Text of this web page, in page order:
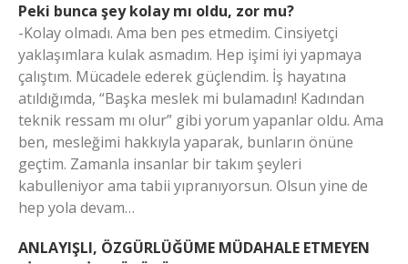
Peki bunca şey kolay mı oldu, zor mu?
-Kolay olmadı. Ama ben pes etmedim. Cinsiyetçi
yaklaşımlara kulak asmadım. Hep işimi iyi yapmaya
çalıştım. Mücadele ederek güçlendim. İş hayatına
atıldığımda, “Başka meslek mi bulamadın! Kadından
teknik ressam mı olur” gibi yorum yapanlar oldu. Ama
ben, mesleğimi hakkıyla yaparak, bunların önüne
geçtim. Zamanla insanlar bir takım şeyleri
kabulleniyor ama tabii yıpranıyorsun. Olsun yine de
hep yola devam…
ANLAYIŞLI, ÖZGÜRLÜĞÜME MÜDAHALE ETMEYEN